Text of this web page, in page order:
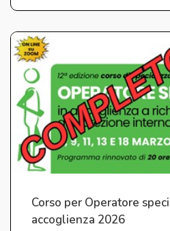
Corso per Operatore
accoglienza 2026